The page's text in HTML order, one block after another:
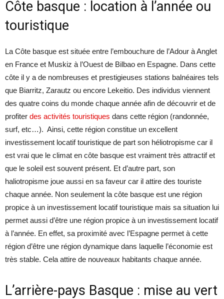
Côte basque : location à l’année ou
touristique
La Côte basque est située entre l’embouchure de l’Adour à Anglet
en France et Muskiz à l’Ouest de Bilbao en Espagne. Dans cette
côte il y a de nombreuses et prestigieuses stations balnéaires tels
que Biarritz, Zarautz ou encore Lekeitio. Des individus viennent
des quatre coins du monde chaque année afin de découvrir et de
profiter des activités touristiques dans cette région (randonnée,
surf, etc…). Ainsi, cette région constitue un excellent
investissement locatif touristique de part son héliotropisme car il
est vrai que le climat en côte basque est vraiment très attractif et
que le soleil est souvent présent. Et d’autre part, son
haliotropisme joue aussi en sa faveur car il attire des touriste
chaque année. Non seulement la côte basque est une région
propice à un investissement locatif touristique mais sa situation lui
permet aussi d’être une région propice à un investissement locatif
à l’année. En effet, sa proximité avec l’Espagne permet à cette
région d’être une région dynamique dans laquelle l’économie est
très stable. Cela attire de nouveaux habitants chaque année.
L’arrière-pays Basque : mise au vert